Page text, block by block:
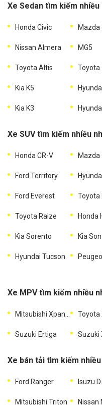
Xe Sedan tìm kiếm nhiều
Honda Civic Mazda
Nissan Almera MG5
Toyota Altis Toyota
Kia K5
Kia K3
Xe SUV tìm kiếm nhiều
Honda CR-V Mazda
Ford Territory
Ford Everest Toyota
Toyota Raize Honda
Kia Sorento Kia
Hyundai Tucson
Xe MPV tìm kiếm nhiều
Toyota
Suzuki Ertiga Suzuki
Xe bán tải tìm kiếm
Ford Ranger Isuzu
Mitsubishi Triton Nissan